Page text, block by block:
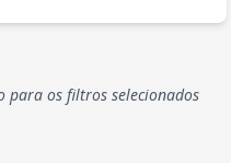
para os filtros selecionados